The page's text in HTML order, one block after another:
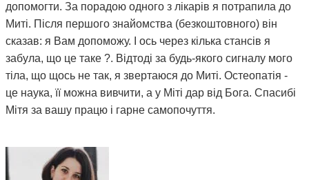
допомогти. За порадою одного з лікарів я потрапила до
Миті. Після першого знайомства (безкоштовного) він
сказав: я Вам допоможу. І ось через кілька стансів я
забула, що це таке ?. Відтоді за будь-якого сигналу мого
тіла, що щось не так, я звертаюся до Миті. Остеопатія -
це наука, її можна вивчити, а у Міті дар від Бога. Спасибі
Мітя за вашу працю і гарне самопочуття.